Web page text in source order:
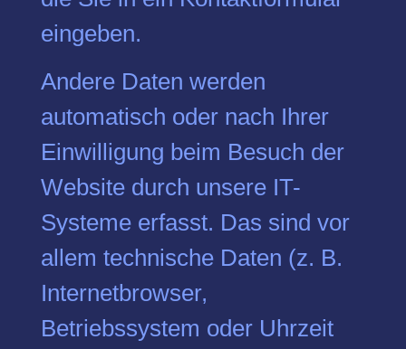
eingeben.
Andere Daten werden
automatisch oder nach Ihrer
Einwilligung beim Besuch der
Website durch unsere IT-
Systeme erfasst. Das sind vor
allem technische Daten (z. B.
Internetbrowser,
Betriebssystem oder Uhrzeit